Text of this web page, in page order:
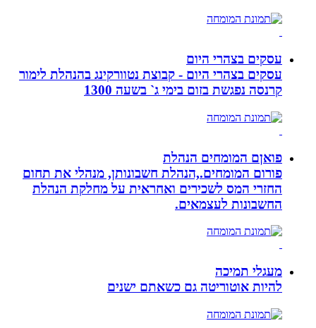
עסקים בצהרי היום
עסקים בצהרי היום - קבוצת נטוורקינג בהנהלת לימור
קרנסה נפגשת בזום בימי ג` בשעה 1300
פואןם המומחים הנהלת
פורום המומחים.,הנהלת חשבונותן, מנהלי את תחום
החזרי המס לשכירים ואחראית על מחלקת הנהלת
החשבונות לעצמאים.
מעגלי תמיכה
להיות אוטוריטה גם כשאתם ישנים